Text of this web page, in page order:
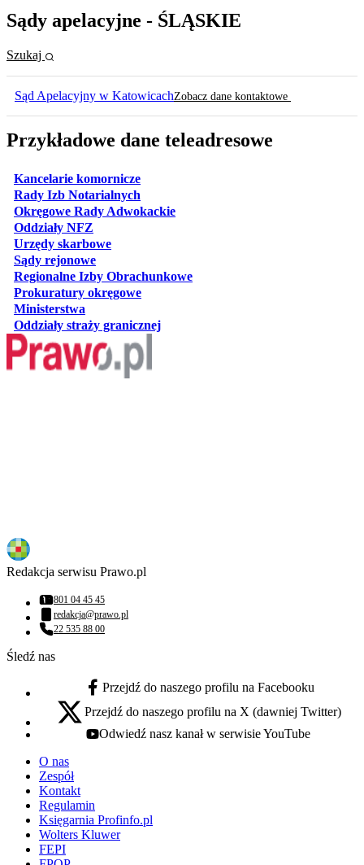
Sądy apelacyjne - ŚLĄSKIE
Szukaj
Sąd Apelacyjny w KatowicachZobacz dane kontaktowe
Przykładowe dane teleadresowe
Kancelarie komorniczeotwiera się w nowej karcie
Rady Izb Notarialnych
Okręgowe Rady Adwokackieotwiera się w nowej karcie
Oddziały NFZ
Urzędy skarboweotwiera się w nowej karcie
Sądy rejonoweotwiera się w nowej karcie
Regionalne Izby Obrachunkoweotwiera się w nowej karcie
Prokuratury okręgoweotwiera się w nowej karcie
Ministerstwa
Oddziały straży granicznejotwiera się w nowej karcie
Redakcja serwisu Prawo.pl
Numer telefonu:
801 04 45 45
Adres email:
redakcja@prawo.pl
Numer telefonu:
22 535 88 00
Śledź nas
facebook - otwiera się w nowej karcie
Przejdź do naszego profilu na Facebooku
x - otwiera się w nowej karcie
Przejdź do naszego profilu na X (dawniej Twitter)
youtube - otwiera się w nowej karcie
Odwiedź nasz kanał w serwisie YouTube
O nas
Zespół
Kontakt
Regulamin
Księgarnia Profinfo.pl
Wolters Kluwer
FEPI